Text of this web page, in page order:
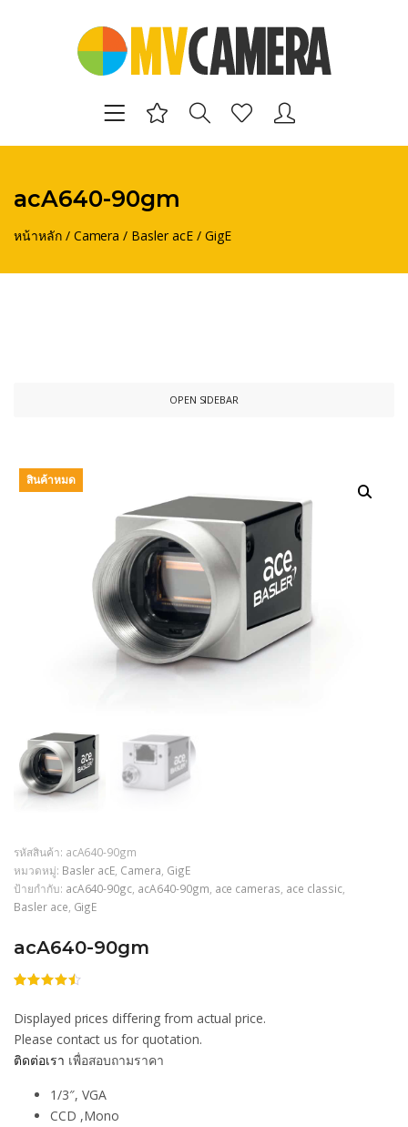
acA640-90gm
หน้าหลัก/ Camera / Basler acE/ GigE
OPEN SIDEBAR
สินค้าหมด
รหัสสินค้า: acA640-90gm
หมวดหมู่: Basler acE Camera GigE
ป้ายกำกับ: acA640-90gc acA640-90gm ace cameras ace classic,
Basler ace GigE
acA640-90gm
คะแนน
4.45จาก
5 คะแนน
การให้
ของลูกค้า
Displayed prices differing from actual price.
Please contact us for quotation.
ติดต่อเรา เพื่อสอบถามราคา
1/3″, VGA
CCD ,Mono